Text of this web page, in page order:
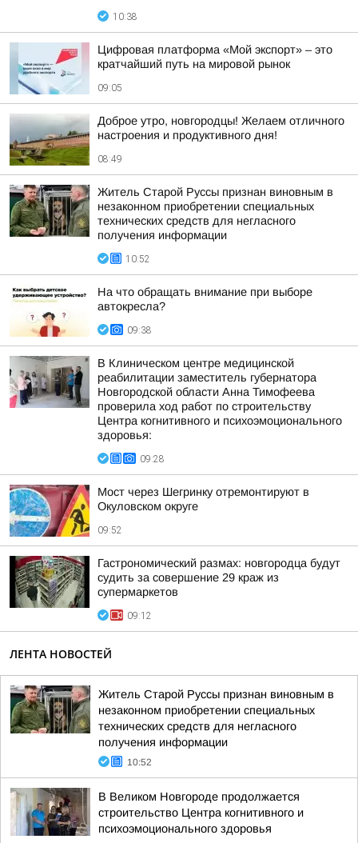
10:38
Цифровая платформа «Мой экспорт» – это
кратчайший путь на мировой рынок
09:05
Доброе утро, новгородцы! Желаем отличного
настроения и продуктивного дня!
08:49
Житель Старой Руссы признан виновным в
незаконном приобретении специальных
технических средств для негласного
получения информации
10:52
На что обращать внимание при выборе
автокресла?
09:38
В Клиническом центре медицинской
реабилитации заместитель губернатора
Новгородской области Анна Тимофеева
проверила ход работ по строительству
Центра когнитивного и психоэмоционального
здоровья:
09:28
Мост через Шегринку отремонтируют в
Окуловском округе
09:52
Гастрономический размах: новгородца будут
судить за совершение 29 краж из
супермаркетов
09:12
ЛЕНТА НОВОСТЕЙ
Житель Старой Руссы признан виновным в
незаконном приобретении специальных
технических средств для негласного
получения информации
10:52
В Великом Новгороде продолжается
строительство Центра когнитивного и
психоэмоционального здоровья